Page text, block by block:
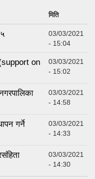
मिति
03/03/2021
- 15:04
on
03/03/2021
- 15:02
03/03/2021
- 14:58
गर्ने
03/03/2021
- 14:33
03/03/2021
- 14:30